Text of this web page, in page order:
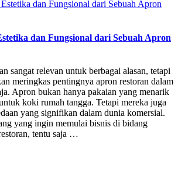
dan Fungsional dari Sebuah Apron
sangat relevan untuk berbagai alasan, tetapi
meringkas pentingnya apron restoran dalam
Apron bukan hanya pakaian yang menarik
koki rumah tangga. Tetapi mereka juga
yang signifikan dalam dunia komersial.
yang ingin memulai bisnis di bidang
tentu saja …